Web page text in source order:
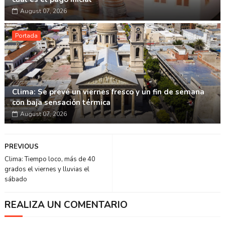
August 07, 2026
Portada
Clima: Se prevé un viernes fresco y un fin de semana
con baja sensación térmica
August 07, 2026
PREVIOUS
Clima: Tiempo loco, más de 40
grados el viernes y lluvias el
sábado
REALIZA UN COMENTARIO